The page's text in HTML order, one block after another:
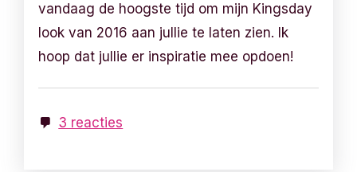
vandaag de hoogste tijd om mijn Kingsday
look van 2016 aan jullie te laten zien. Ik
hoop dat jullie er inspiratie mee opdoen!
3 reacties